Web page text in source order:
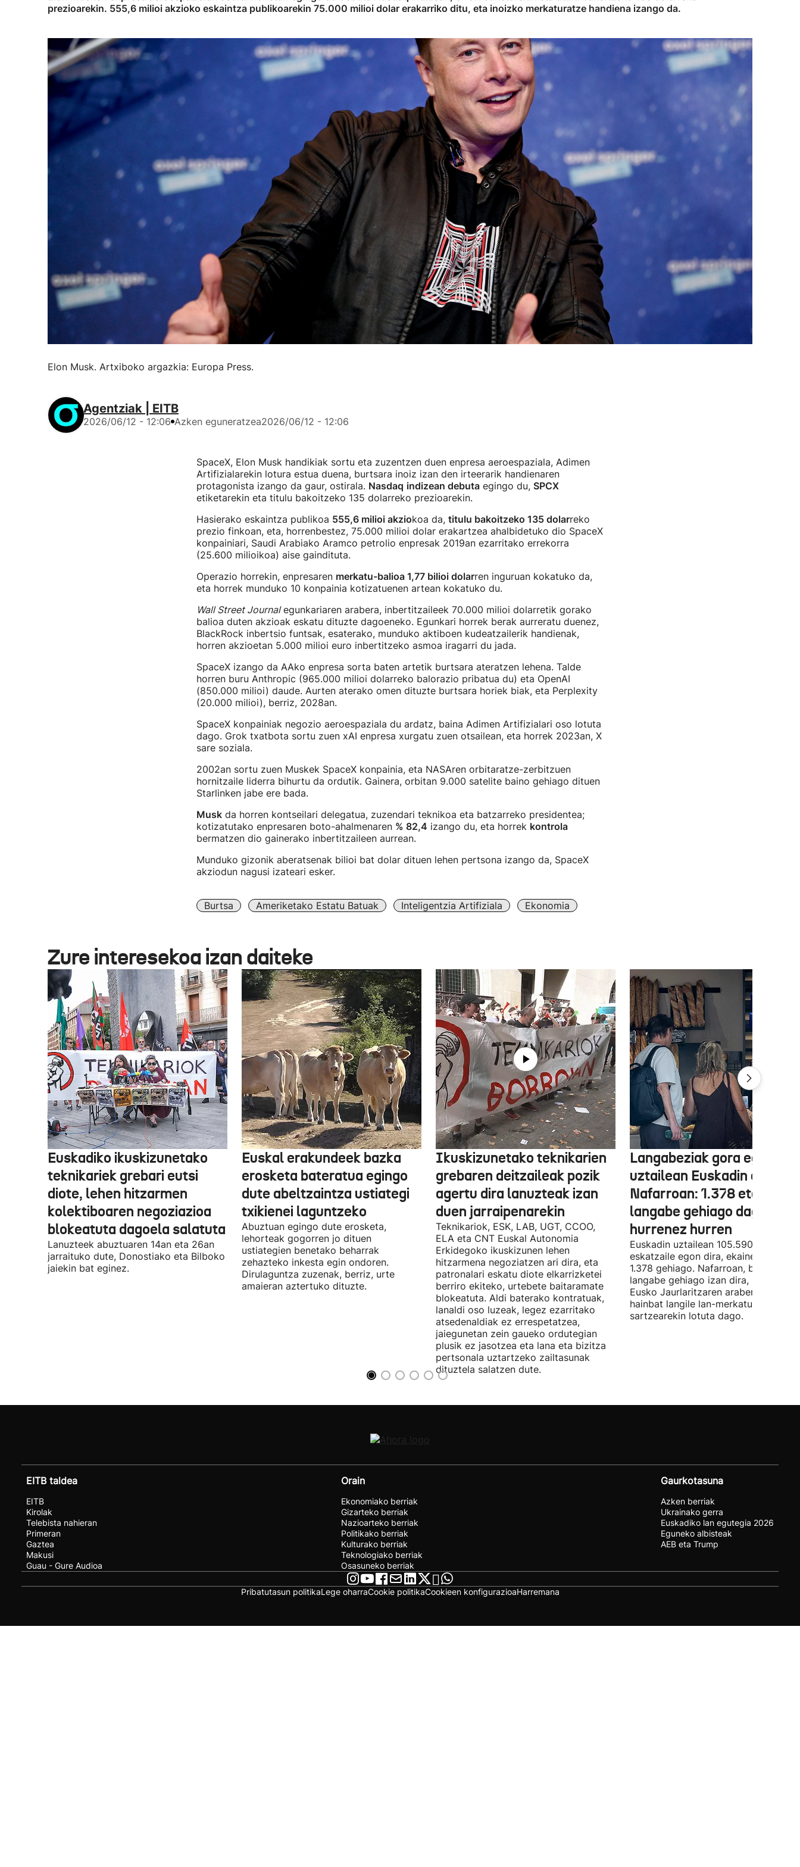
prezioarekin. 555,6 milioi akzioko eskaintza publikoarekin 75.000 milioi dolar erakarriko ditu, eta inoizko merkaturatze handiena izango da.
Elon Musk. Artxiboko argazkia: Europa Press.
Agentziak | EITB
2026/06/12 - 12:06 Azken eguneratzea2026/06/12 - 12:06
SpaceX, Elon Musk handikiak sortu eta zuzentzen duen enpresa aeroespaziala, Adimen
Artifizialarekin lotura estua duena, burtsara inoiz izan den irteerarik handienaren
protagonista izango da gaur, ostirala. Nasdaq indizean debutaegingo du, SPCX
etiketarekin eta titulu bakoitzeko 135 dolarreko prezioarekin.
Hasierako eskaintza publikoa 555,6 milioi akziokoa da, titulu bakoitzeko 135 dolarreko
prezio finkoan, eta, horrenbestez, 75.000 milioi dolar erakartzea ahalbidetuko dio SpaceX
konpainiari, Saudi Arabiako Aramco petrolio enpresak 2019an ezarritako errekorra
(25.600 milioikoa) aise gaindituta.
Operazio horrekin, enpresaren merkatu-balioa 1,77 bilioi dolarren inguruan kokatuko da,
eta horrek munduko 10 konpainia kotizatuenen artean kokatuko du.
Wall Street Journalegunkariaren arabera, inbertitzaileek 70.000 milioi dolarretik gorako
balioa duten akzioak eskatu dituzte dagoeneko. Egunkari horrek berak aurreratu duenez,
BlackRock inbertsio funtsak, esaterako, munduko aktiboen kudeatzailerik handienak,
horren akzioetan 5.000 milioi euro inbertitzeko asmoa iragarri du jada.
SpaceX izango da AAko enpresa sorta baten artetik burtsara ateratzen lehena. Talde
horren buru Anthropic (965.000 milioi dolarreko balorazio pribatua du) eta OpenAI
(850.000 milioi) daude. Aurten aterako omen dituzte burtsara horiek biak, eta Perplexity
(20.000 milioi), berriz, 2028an.
SpaceX konpainiak negozio aeroespaziala du ardatz, baina Adimen Artifizialari oso lotuta
dago. Grok txatbota sortu zuen xAI enpresa xurgatu zuen otsailean, eta horrek 2023an, X
sare soziala.
2002an sortu zuen Muskek SpaceX konpainia, eta NASAren orbitaratze-zerbitzuen
hornitzaile liderra bihurtu da ordutik. Gainera, orbitan 9.000 satelite baino gehiago dituen
Starlinken jabe ere bada.
Muskda horren kontseilari delegatua, zuzendari teknikoa eta batzarreko presidentea;
kotizatutako enpresaren boto-ahalmenaren % 82,4 izango du, eta horrek kontrola
bermatzen dio gainerako inbertitzaileen aurrean.
Munduko gizonik aberatsenak bilioi bat dolar dituen lehen pertsona izango da, SpaceX
akziodun nagusi izateari esker.
Burtsa Ameriketako Estatu Batuak Inteligentzia Artifiziala Ekonomia
Zure interesekoa izan daiteke
Euskadiko ikuskizunetako
teknikariek grebari eutsi
diote, lehen hitzarmen
kolektiboaren negoziazioa
blokeatuta dagoela salatuta
Lanuzteek abuztuaren 14an eta 26an
jarraituko dute, Donostiako eta Bilboko
jaiekin bat eginez.
Euskal erakundeek bazka
erosketa bateratua egingo
dute abeltzaintza ustiategi
txikienei laguntzeko
Abuztuan egingo dute erosketa,
lehorteak gogorren jo dituen
ustiategien benetako beharrak
zehazteko inkesta egin ondoren.
Dirulaguntza zuzenak, berriz, urte
amaieran aztertuko dituzte.
Ikuskizunetako teknikarien
grebaren deitzaileak pozik
agertu dira lanuzteak izan
duen jarraipenarekin
Teknikariok, ESK, LAB, UGT, CCOO,
ELA eta CNT Euskal Autonomia
Erkidegoko ikuskizunen lehen
hitzarmena negoziatzen ari dira, eta
patronalari eskatu diote elkarrizketei
berriro ekiteko, urtebete baitaramate
blokeatuta. Aldi baterako kontratuak,
lanaldi oso luzeak, legez ezarritako
atsedenaldiak ez errespetatzea,
jaiegunetan zein gaueko ordutegian
plusik ez jasotzea eta lana eta bizitza
pertsonala uztartzeko zailtasunak
dituztela salatzen dute.
Langabeziak gora egin du
uztailean Euskadin eta
Nafarroan: 1.378 eta 534
langabe gehiago dago,
hurrenez hurren
Euskadin uztailean 105.590 enplegu-
eskatzaile egon dira, ekainean baino
1.378 gehiago. Nafarroan, berriz, 534
langabe gehiago izan dira, 28.843.
Eusko Jaurlaritzaren arabera, datu
hainbat langile lan-merkatuan
sartzearekin lotuta dago.
EITB taldea
EITB
Kirolak
Telebista nahieran
Primeran
Gaztea
Makusi
Guau - Gure Audioa
Orain
Ekonomiako berriak
Gizarteko berriak
Nazioarteko berriak
Politikako berriak
Kulturako berriak
Teknologiako berriak
Osasuneko berriak
Gaurkotasuna
Azken berriak
Ukrainako gerra
Euskadiko lan egutegia 2026
Eguneko albisteak
AEB eta Trump
Pribatutasun politikaLege oharraCookie politikaCookieen konfigurazioaHarremana